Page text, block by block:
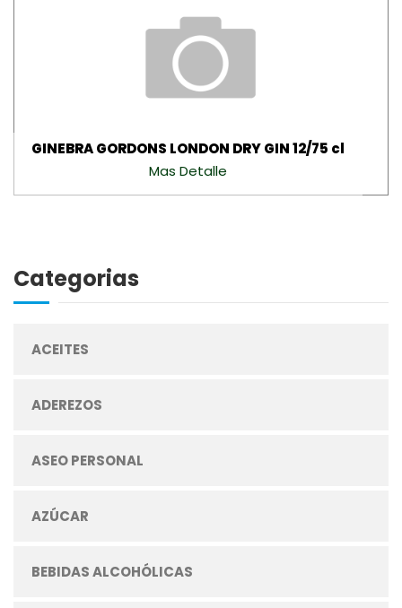
GINEBRA GORDONS LONDON DRY GIN 12/75 cl
Mas Detalle
Categorias
ACEITES
ADEREZOS
ASEO PERSONAL
AZÚCAR
BEBIDAS ALCOHÓLICAS